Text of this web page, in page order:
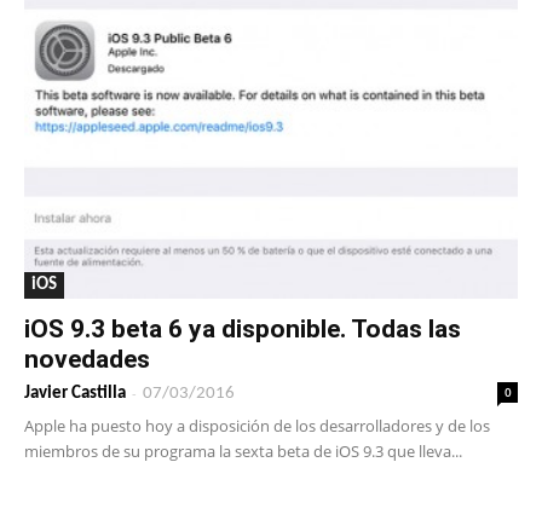
iOS
iOS 9.3 beta 6 ya disponible. Todas las
novedades
Javier Castilla - 07/03/2016 0
Apple ha puesto hoy a disposición de los desarrolladores y de los
miembros de su programa la sexta beta de iOS 9.3 que lleva...